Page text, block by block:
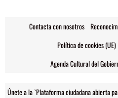
Contacta con nosotros
Política de cookies (UE)
Agenda Cultural del
Únete a la `Plataforma ciudadana abierta